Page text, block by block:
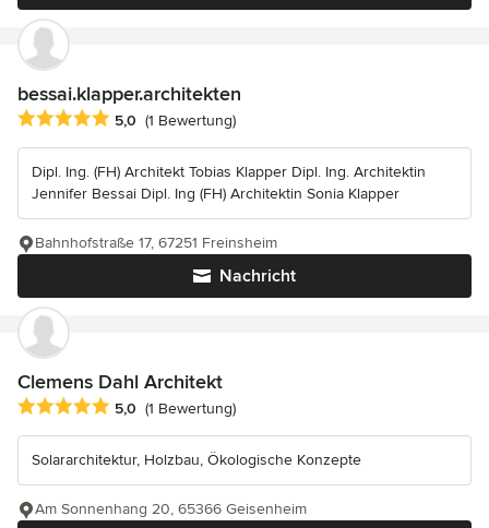
bessai.klapper.architekten
Durchschnittliche Bewertung: 5 von 5 Sternen
5,0 (1 Bewertung)
Dipl. Ing. (FH) Architekt Tobias Klapper Dipl. Ing. Architektin
Jennifer Bessai Dipl. Ing (FH) Architektin Sonia Klapper
Nachricht
Bahnhofstraße 17, 67251 Freinsheim
Clemens Dahl Architekt
Durchschnittliche Bewertung: 5 von 5 Sternen
5,0 (1 Bewertung)
Solararchitektur, Holzbau, Ökologische Konzepte
Am Sonnenhang 20, 65366 Geisenheim